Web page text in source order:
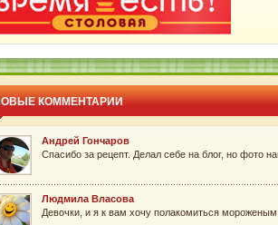
КОММЕНТАРИИ
Андрей Гончаров
Спасибо за рецепт. Делал себе на блог, но фото
Людмила Власова
Девочки, и я к вам хочу полакомиться